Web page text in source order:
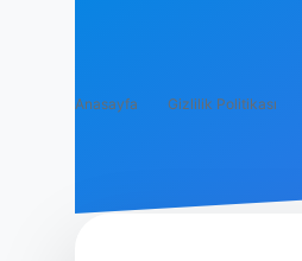
Anasayfa Gizlilik Politikası